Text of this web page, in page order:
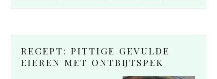
RECEPT: PITTIGE GEVULDE
EIEREN MET ONTBIJTSPEK